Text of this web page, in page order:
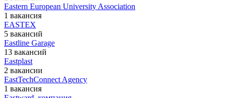
Eastern European University Association
1 вакансия
EASTEX
5 вакансий
Eastline Garage
13 вакансий
Eastplast
2 вакансии
EastTechConnect Agency
1 вакансия